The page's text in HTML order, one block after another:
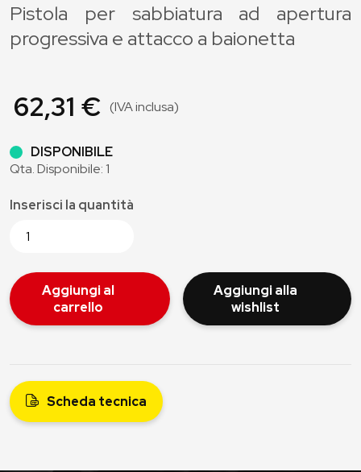
Pistola per sabbiatura ad apertura
progressiva e attacco a baionetta
62,31 € (IVA inclusa)
DISPONIBILE
Qta. Disponibile: 1
Inserisci la quantità
Aggiungi al
carrello
Aggiungi alla
wishlist
Scheda tecnica